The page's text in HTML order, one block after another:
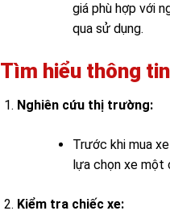
giá phù hợp với
qua sử dụng.
Tìm hiểu thông
Nghiên cứu thị trường:
Trước khi mua
lựa chọn xe một
Kiểm tra chiếc xe: